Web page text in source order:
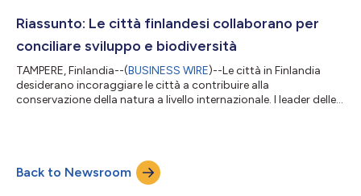
anche una città più piccola rispetto alle maggiori ci...
Riassunto: Le città finlandesi collaborano per
conciliare sviluppo e biodiversità
TAMPERE, Finlandia--(BUSINESS WIRE)--Le città in Finlandia
desiderano incoraggiare le città a contribuire alla
conservazione della natura a livello internazionale. I leader delle
la natura locale. Poiché la Finlandia è famosa per la sua natura
pulita, le sue città in crescita vogliono mantenere il legame dei...
Back to Newsroom